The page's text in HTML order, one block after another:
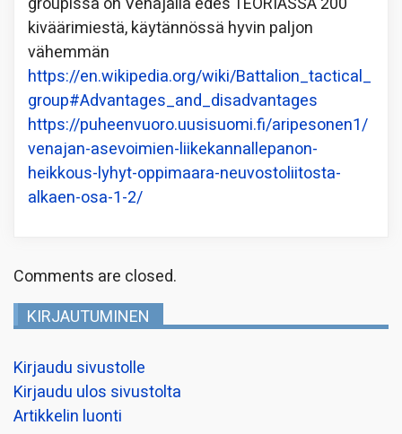
kiväärimiestä, käytännössä hyvin paljon
vähemmän
https://en.wikipedia.org/wiki/Battalion_tactical_
group#Advantages_and_disadvantages
https://puheenvuoro.uusisuomi.fi/aripesonen1/
venajan-asevoimien-liikekannallepanon-
heikkous-lyhyt-oppimaara-neuvostoliitosta-
alkaen-osa-1-2/
Comments are closed.
KIRJAUTUMINEN
Kirjaudu sivustolle
Kirjaudu ulos sivustolta
Artikkelin luonti